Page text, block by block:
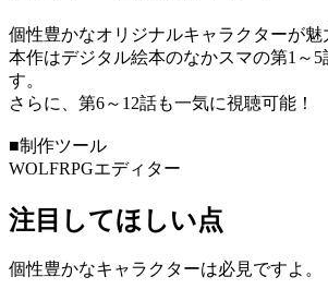
個性豊かなオリジナルキャラクターが魅
本作はデジタル絵本のなかスマの第1～
す。
さらに、第6～12話も一気に視聴可能！
■制作ツール
WOLFRPGエディター
注目してほしい点
個性豊かなキャラクターは必見ですよ。